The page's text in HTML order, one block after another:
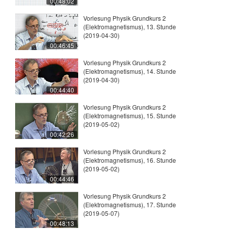
00:46:45
Vorlesung Physik Grundkurs 2
(Elektromagnetismus), 13. Stunde
(2019-04-30)
00:44:40
Vorlesung Physik Grundkurs 2
(Elektromagnetismus), 14. Stunde
(2019-04-30)
00:42:26
Vorlesung Physik Grundkurs 2
(Elektromagnetismus), 15. Stunde
(2019-05-02)
00:44:46
Vorlesung Physik Grundkurs 2
(Elektromagnetismus), 16. Stunde
(2019-05-02)
00:48:13
Vorlesung Physik Grundkurs 2
(Elektromagnetismus), 17. Stunde
(2019-05-07)